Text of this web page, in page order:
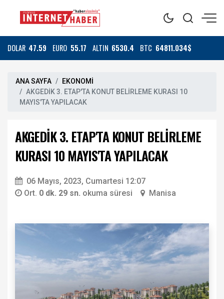
DOLAR 47.59 EURO 55.17 ALTIN 6530.4 BTC 64811.034$
ANA SAYFA
EKONOMİ
AKGEDİK 3. ETAP'TA KONUT BELİRLEME KURASI 10
MAYIS'TA YAPILACAK
AKGEDİK 3. ETAP'TA KONUT BELİRLEME
KURASI 10 MAYIS'TA YAPILACAK
06 Mayıs, 2023, Cumartesi 12:07
Ort. 0 dk. 29 sn. okuma süresi Manisa